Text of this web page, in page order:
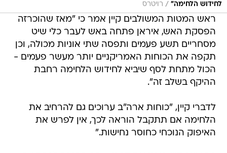
לחידוש הלחימה" / רויטרס
ראש המטות המשולבים קיין אמר כי "מאז שהוכרזה
הפסקת האש, איראן פתחה באש לעבר כלי שיט
מסחריים תשע פעמים ותפסה שתי אוניות מכולה, וכן
תקפה את הכוחות האמריקניים יותר מעשר פעמים -
הכול מתחת לסף שיביא לחידוש הלחימה רחבת
ההיקף בשלב זה".
לדברי קיין, "כוחות ארה"ב ערוכים גם להרחיב את
הלחימה אם תתקבל הוראה לכך, אין לפרש את
האיפוק הנוכחי כחוסר נחישות."